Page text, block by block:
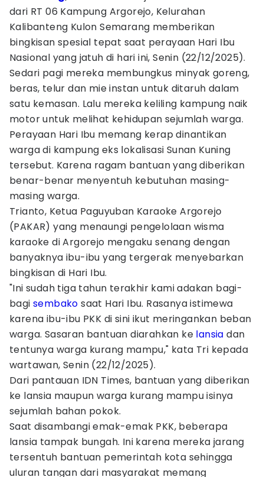
dari RT 06 Kampung Argorejo, Kelurahan
Kalibanteng Kulon Semarang memberikan
bingkisan spesial tepat saat perayaan Hari Ibu
Nasional yang jatuh di hari ini, Senin (22/12/2025).
Sedari pagi mereka membungkus minyak goreng,
beras, telur dan mie instan untuk ditaruh dalam
satu kemasan. Lalu mereka keliling kampung naik
motor untuk melihat kehidupan sejumlah warga.
Perayaan Hari Ibu memang kerap dinantikan
warga di kampung eks lokalisasi Sunan Kuning
tersebut. Karena ragam bantuan yang diberikan
benar-benar menyentuh kebutuhan masing-
masing warga.
Trianto, Ketua Paguyuban Karaoke Argorejo
(PAKAR) yang menaungi pengelolaan wisma
karaoke di Argorejo mengaku senang dengan
banyaknya ibu-ibu yang tergerak menyebarkan
bingkisan di Hari Ibu.
"Ini sudah tiga tahun terakhir kami adakan bagi-
bagi sembako saat Hari Ibu. Rasanya istimewa
karena ibu-ibu PKK di sini ikut meringankan beban
warga. Sasaran bantuan diarahkan ke lansia dan
tentunya warga kurang mampu," kata Tri kepada
wartawan, Senin (22/12/2025).
Dari pantauan IDN Times, bantuan yang diberikan
ke lansia maupun warga kurang mampu isinya
sejumlah bahan pokok.
Saat disambangi emak-emak PKK, beberapa
lansia tampak bungah. Ini karena mereka jarang
tersentuh bantuan pemerintah kota sehingga
uluran tangan dari masyarakat memang